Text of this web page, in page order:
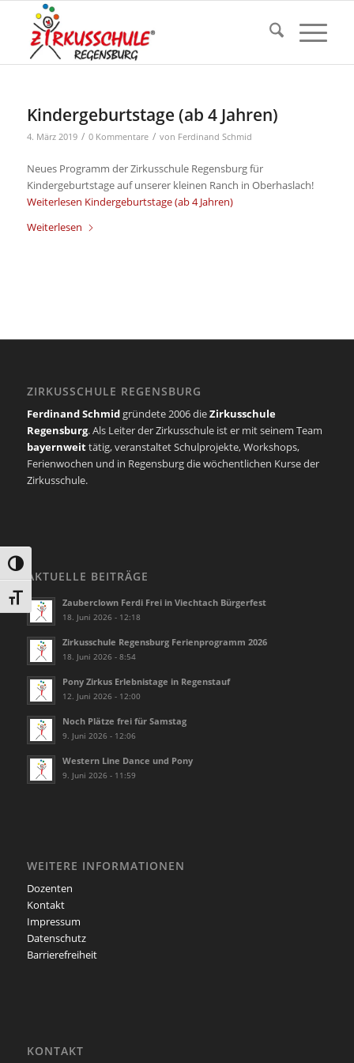
Umschalten auf hohe Kontraste
Schrift vergrößern
Kindergeburtstage (ab 4 Jahren)
4. März 2019 / 0 Kommentare / von Ferdinand Schmid
Neues Programm der Zirkusschule Regensburg für
Kindergeburtstage auf unserer kleinen Ranch in Oberhaslach!
Weiterlesen Kindergeburtstage (ab 4 Jahren)
Weiterlesen
ZIRKUSSCHULE REGENSBURG
Ferdinand Schmidgründete 2006 dieZirkusschule
Regensburg. Als Leiter der Zirkusschule ist er mit seinem Team
bayernweittätig, veranstaltet Schulprojekte, Workshops,
Ferienwochen und in Regensburg die wöchentlichen Kurse der
Zirkusschule.
AKTUELLE BEITRÄGE
Zauberclown Ferdi Frei in Viechtach Bürgerfest
18. Juni 2026 - 12:18
Zirkusschule Regensburg Ferienprogramm 2026
18. Juni 2026 - 8:54
Pony Zirkus Erlebnistage in Regenstauf
12. Juni 2026 - 12:00
Noch Plätze frei für Samstag
9. Juni 2026 - 12:06
Western Line Dance und Pony
9. Juni 2026 - 11:59
WEITERE INFORMATIONEN
Dozenten
Kontakt
Impressum
Datenschutz
Barrierefreiheit
KONTAKT